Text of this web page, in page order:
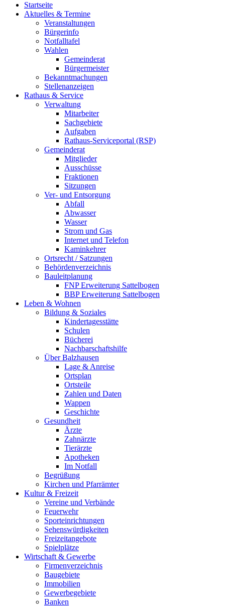
Startseite
Aktuelles & Termine
Veranstaltungen
Bürgerinfo
Notfalltafel
Wahlen
Gemeinderat
Bürgermeister
Bekanntmachungen
Stellenanzeigen
Rathaus & Service
Verwaltung
Mitarbeiter
Sachgebiete
Aufgaben
Rathaus-Serviceportal (RSP)
Gemeinderat
Mitglieder
Ausschüsse
Fraktionen
Sitzungen
Ver- und Entsorgung
Abfall
Abwasser
Wasser
Strom und Gas
Internet und Telefon
Kaminkehrer
Ortsrecht / Satzungen
Behördenverzeichnis
Bauleitplanung
FNP Erweiterung Sattelbogen
BBP Erweiterung Sattelbogen
Leben & Wohnen
Bildung & Soziales
Kindertagesstätte
Schulen
Bücherei
Nachbarschaftshilfe
Über Balzhausen
Lage & Anreise
Ortsplan
Ortsteile
Zahlen und Daten
Wappen
Geschichte
Gesundheit
Ärzte
Zahnärzte
Tierärzte
Apotheken
Im Notfall
Begrüßung
Kirchen und Pfarrämter
Kultur & Freizeit
Vereine und Verbände
Feuerwehr
Sporteinrichtungen
Sehenswürdigkeiten
Freizeitangebote
Spielplätze
Wirtschaft & Gewerbe
Firmenverzeichnis
Baugebiete
Immobilien
Gewerbegebiete
Banken